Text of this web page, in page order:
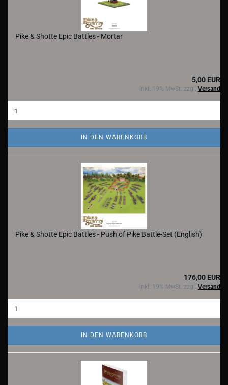
Pike & Shotte Epic Battles - Mortar
5,00 EUR
inkl. 19% MwSt. zzgl. Versand
IN DEN WARENKORB
Pike & Shotte Epic Battles - Push of Pike Battle-Set (English)
176,00 EUR
inkl. 19% MwSt. zzgl. Versand
IN DEN WARENKORB